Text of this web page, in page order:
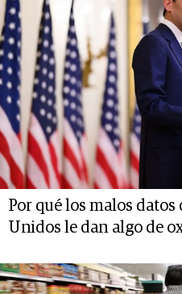
Por qué los malos
Unidos le dan algo de